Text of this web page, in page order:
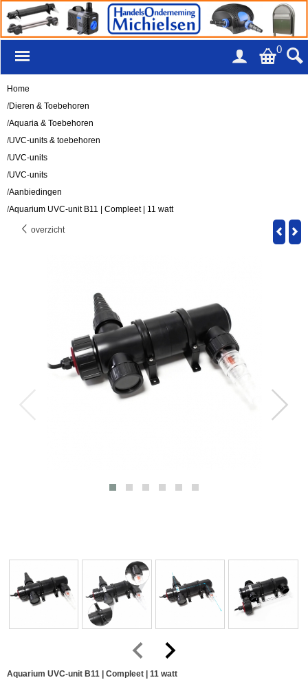
0
Home
/Dieren & Toebehoren
/Aquaria & Toebehoren
/UVC-units & toebehoren
/UVC-units
/UVC-units
/Aanbiedingen
/Aquarium UVC-unit B11 | Compleet | 11 watt
overzicht
Aquarium UVC-unit B11 | Compleet | 11 watt